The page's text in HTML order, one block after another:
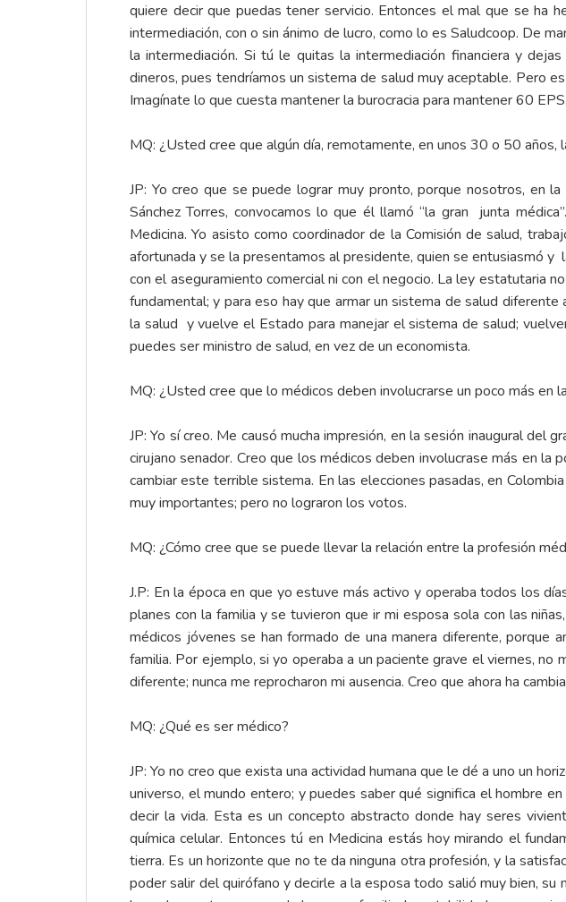
quiere decir que puedas tener servicio. Entonces el mal que se ha
intermediación, con o sin ánimo de lucro, como lo es Saludcoop. De
la intermediación. Si tú le quitas la intermediación financiera y
dineros, pues tendríamos un sistema de salud muy aceptable. Pero
Imagínate lo que cuesta mantener la burocracia para mantener 60 EPS.
MQ: ¿Usted cree que algún día, remotamente, en unos 30 o 50
JP: Yo creo que se puede lograr muy pronto, porque nosotros, en
Sánchez Torres, convocamos lo que él llamó “la gran junta
Medicina. Yo asisto como coordinador de la Comisión de salud,
afortunada y se la presentamos al presidente, quien se entusiasmó y
con el aseguramiento comercial ni con el negocio. La ley estatutaria
fundamental; y para eso hay que armar un sistema de salud
la salud y vuelve el Estado para manejar el sistema de salud;
puedes ser ministro de salud, en vez de un economista.
MQ: ¿Usted cree que lo médicos deben involucrarse un poco más en
JP: Yo sí creo. Me causó mucha impresión, en la sesión inaugural del
cirujano senador. Creo que los médicos deben involucrase más en
cambiar este terrible sistema. En las elecciones pasadas, en
muy importantes; pero no lograron los votos.
MQ: ¿Cómo cree que se puede llevar la relación entre la profesión
J.P: En la época en que yo estuve más activo y operaba todos los
planes con la familia y se tuvieron que ir mi esposa sola con las
médicos jóvenes se han formado de una manera diferente, porque
familia. Por ejemplo, si yo operaba a un paciente grave el viernes,
diferente; nunca me reprocharon mi ausencia. Creo que ahora ha
MQ: ¿Qué es ser médico?
JP: Yo no creo que exista una actividad humana que le dé a uno un
universo, el mundo entero; y puedes saber qué significa el hombre
decir la vida. Esta es un concepto abstracto donde hay seres
química celular. Entonces tú en Medicina estás hoy mirando el
tierra. Es un horizonte que no te da ninguna otra profesión, y la
poder salir del quirófano y decirle a la esposa todo salió muy bien,